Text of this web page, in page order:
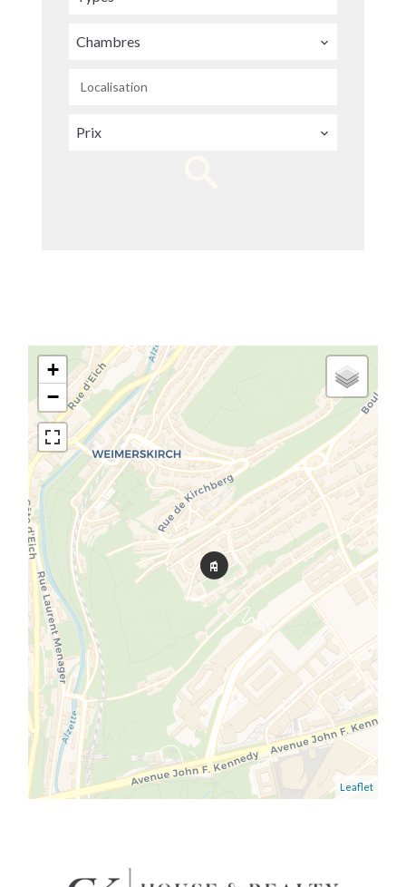
Chambres
Localisation
Prix
+
−
Leaflet